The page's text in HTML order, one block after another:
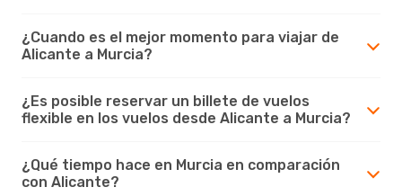
¿Cuando es el mejor momento para viajar de
Alicante a Murcia?
¿Es posible reservar un billete de vuelos
flexible en los vuelos desde Alicante a Murcia?
¿Qué tiempo hace en Murcia en comparación
con Alicante?